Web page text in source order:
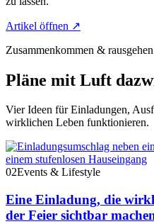
Artikel öffnen ↗
Zusammenkommen & rausgehen
Pläne mit Luft
Vier Ideen für Einladungen,
wirklichen Leben funktionieren.
02Events & Lifestyle
Eine Einladung, die
der Feier sichtbar